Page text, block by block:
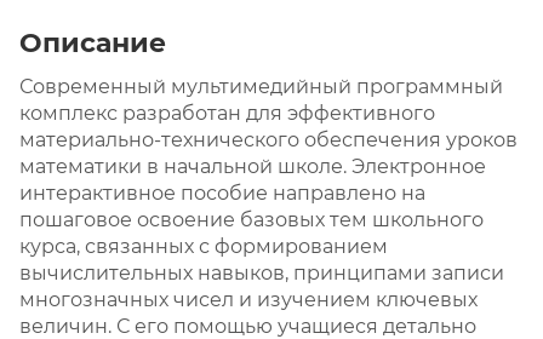
Описание
Современный мультимедийный программный
комплекс разработан для эффективного
материально-технического обеспечения уроков
математики в начальной школе. Электронное
интерактивное пособие направлено на
пошаговое освоение базовых тем школьного
курса, связанных с формированием
вычислительных навыков, принципами записи
многозначных чисел и изучением ключевых
величин. С его помощью учащиеся детально